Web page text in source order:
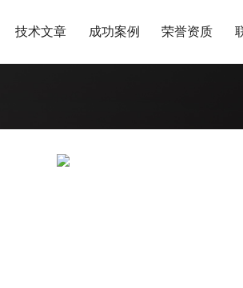
技术文章 成功案例 荣誉资质